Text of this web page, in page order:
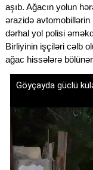
aşıb. Ağacın yolun
ərazidə avtomobillərin
dərhal yol polisi
Birliyinin işçiləri cəlb
ağac hissələrə